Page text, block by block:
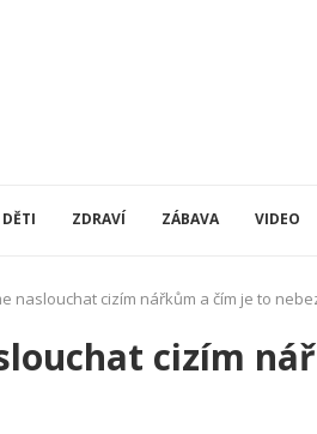
DĚTI ZDRAVÍ ZÁBAVA VIDEO
naslouchat cizím nářkům a čím je to
cizím